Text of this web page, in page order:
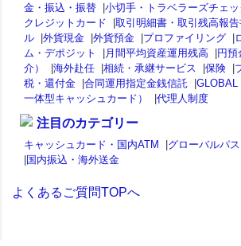
金・振込・振替 |小切手・トラベラーズチェッ
クレジットカード
|取引明細書・取引残高報
ル |外貨現金 |外貨預金 |プロファイリング |
ム・デポジット
| 月間平均資産運用残高 |円預
介）
|海外赴任 |相続・承継サービス |保険 |
税・還付金 |合同運用指定金銭信託 |GLOBAL
一体型キャッシュカード）
|代理人制度
注目のカテゴリー
キャッシュカード・国内ATM |グローバルパ
|国内振込・海外送金
よくあるご質問TOPへ